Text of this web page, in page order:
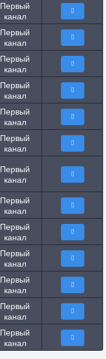
Первый
канал
Первый
канал
Первый
канал
Первый
канал
Первый
канал
Первый
канал
Первый
канал
Первый
канал
Первый
канал
Первый
канал
Первый
канал
Первый
канал
Первый
канал